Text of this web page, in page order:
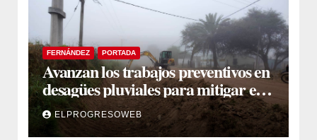
FERNÁNDEZ PORTADA
Avanzan los trabajos preventivos en
desagües pluviales para mitigar el
impacto de la temporada de lluvias
ELPROGRESOWEB